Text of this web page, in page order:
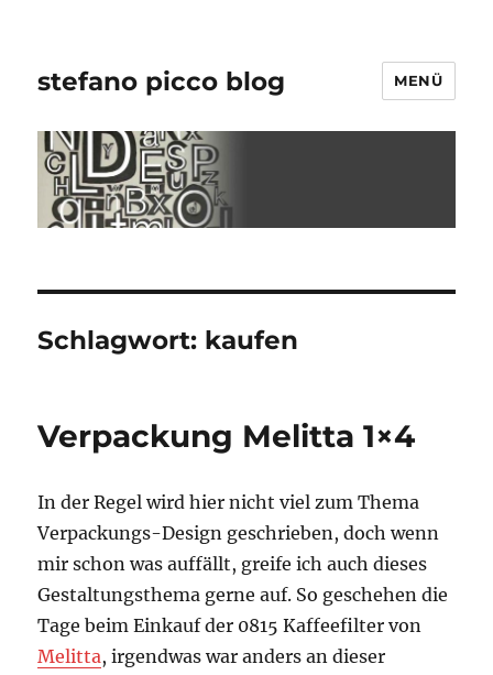
stefano picco blog MENÜ
Schlagwort: kaufen
Verpackung Melitta 1×4
In der Regel wird hier nicht viel zum Thema
Verpackungs-Design geschrieben, doch wenn
mir schon was auffällt, greife ich auch dieses
Gestaltungsthema gerne auf. So geschehen die
Tage beim Einkauf der 0815 Kaffeefilter von
Melitta, irgendwas war anders an dieser